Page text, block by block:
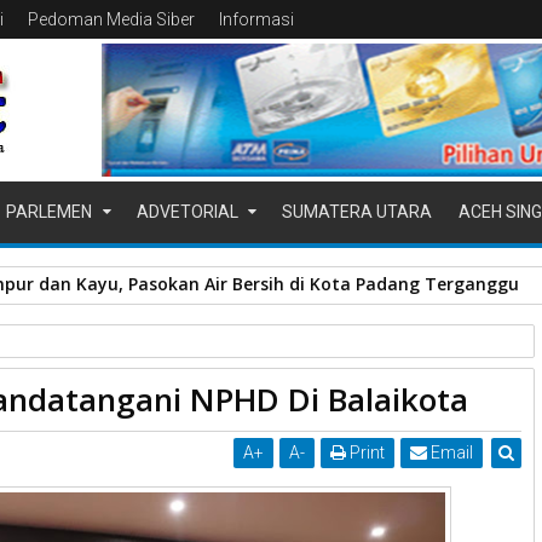
Pedoman Media Siber Informasi
PARLEMEN ADVETORIAL SUMATERA UTARA ACEH
dan Kayu, Pasokan Air Bersih di Kota Padang Terganggu
NPHD
NPHD Di Balaikota
A+ A- Print Email